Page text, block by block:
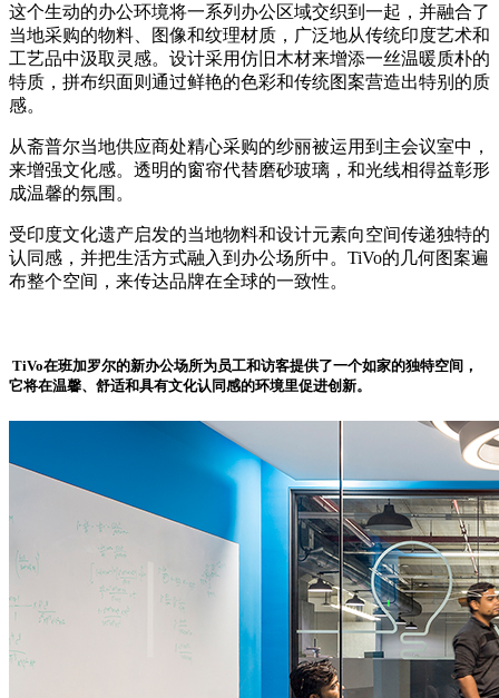
这个生动的办公环境将一系列办公区域交织到一起，并融合了
当地采购的物料、图像和纹理材质，广泛地从传统印度艺术和
工艺品中汲取灵感。设计采用仿旧木材来增添一丝温暖质朴的
特质，拼布织面则通过鲜艳的色彩和传统图案营造出特别的质
感。
从斋普尔当地供应商处精心采购的纱丽被运用到主会议室中，
来增强文化感。透明的窗帘代替磨砂玻璃，和光线相得益彰形
成温馨的氛围。
受印度文化遗产启发的当地物料和设计元素向空间传递独特的
认同感，并把生活方式融入到办公场所中。TiVo的几何图案遍
布整个空间，来传达品牌在全球的一致性。
TiVo在班加罗尔的新办公场所为员工和访客提供了一个如家的独特空间，
它将在温馨、舒适和具有文化认同感的环境里促进创新。